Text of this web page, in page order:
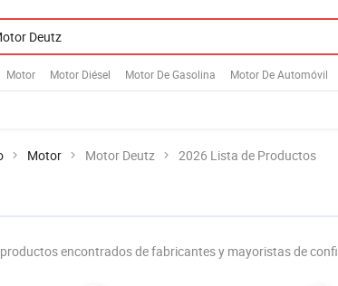
Motor Motor Diésel Motor De Gasolina Motor De Automóvil
Motor Motor Deutz 2026 Lista de Productos
productos encontrados de fabricantes y mayoristas de